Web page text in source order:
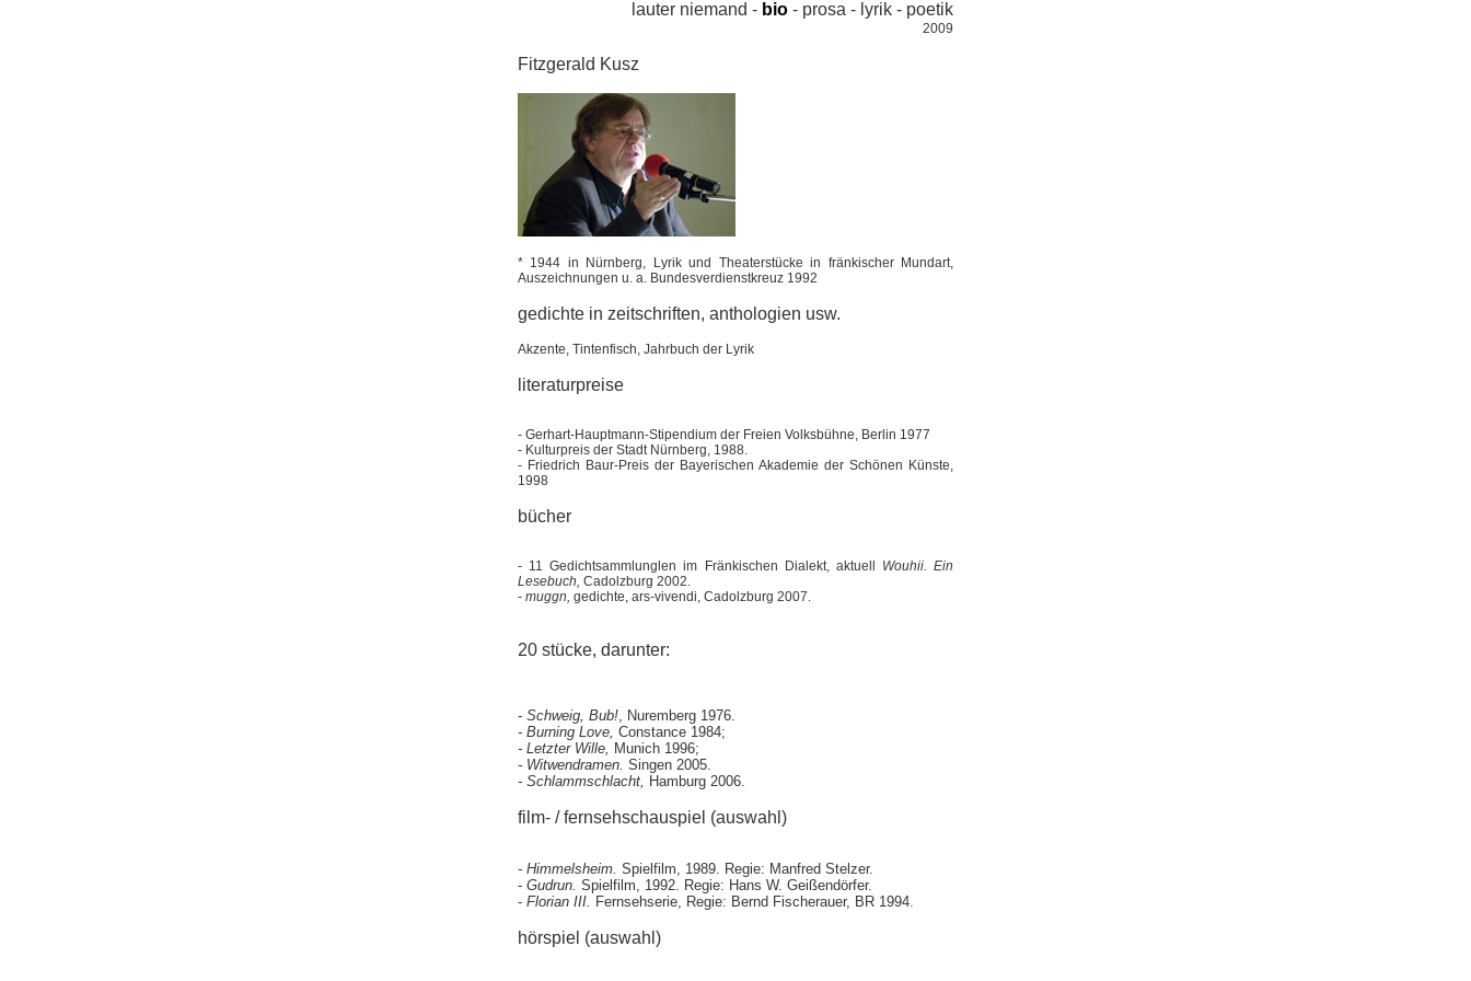
lauter niemand - bio - prosa - lyrik - poetik
2009
Fitzgerald Kusz
* 1944 in Nürnberg, Lyrik und Theaterstücke in fränkischer Mundart,
Auszeichnungen u. a. Bundesverdienstkreuz 1992
gedichte in zeitschriften, anthologien usw.
Akzente, Tintenfisch, Jahrbuch der Lyrik
literaturpreise
- Gerhart-Hauptmann-Stipendium der Freien Volksbühne, Berlin 1977
- Kulturpreis der Stadt Nürnberg, 1988.
- Friedrich Baur-Preis der Bayerischen Akademie der Schönen Künste,
1998
bücher
- 11 Gedichtsammlunglen im Fränkischen Dialekt, aktuell Wouhii. Ein
Lesebuch, Cadolzburg 2002.
- muggn, gedichte, ars-vivendi, Cadolzburg 2007.
20 stücke, darunter:
- Schweig, Bub!, Nuremberg 1976.
- Burning Love, Constance 1984;
- Letzter Wille, Munich 1996;
- Witwendramen. Singen 2005.
- Schlammschlacht, Hamburg 2006.
film- / fernsehschauspiel (auswahl)
- Himmelsheim. Spielfilm, 1989. Regie: Manfred Stelzer.
- Gudrun. Spielfilm, 1992. Regie: Hans W. Geißendörfer.
- Florian III. Fernsehserie, Regie: Bernd Fischerauer, BR 1994.
hörspiel (auswahl)